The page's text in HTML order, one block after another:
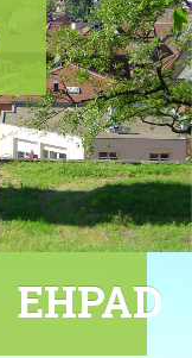
EHPAD